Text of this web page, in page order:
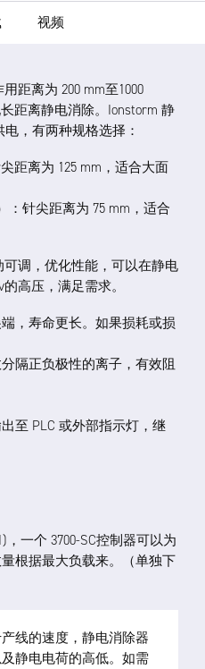
视频
距离为 200 mm至1000
距离静电消除。Ionstorm 静
电，有两种规格选择：
距离为 125 mm，适合大面
：针尖距离为 75 mm，适合
可调，优化性能，可以在静电
高压，满足需求。
，寿命更长。如果损耗或损
隔正负极性的离子，有效阻
至 PLC 或外部指示灯，继
，一个 3700-SC控制器可以为
根据最大负载来。（单独下
线的速度，静电消除器
静电电荷的高低。如需